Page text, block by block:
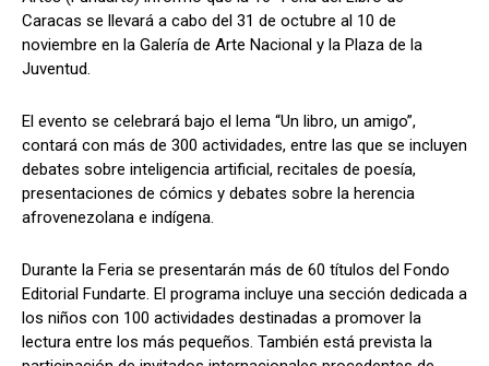
Caracas se llevará a cabo del 31 de octubre al 10 de
noviembre en la Galería de Arte Nacional y la Plaza de la
Juventud.
El evento se celebrará bajo el lema “Un libro, un amigo”,
contará con más de 300 actividades, entre las que se incluyen
debates sobre inteligencia artificial, recitales de poesía,
presentaciones de cómics y debates sobre la herencia
afrovenezolana e indígena.
Durante la Feria se presentarán más de 60 títulos del Fondo
Editorial Fundarte. El programa incluye una sección dedicada a
los niños con 100 actividades destinadas a promover la
lectura entre los más pequeños. También está prevista la